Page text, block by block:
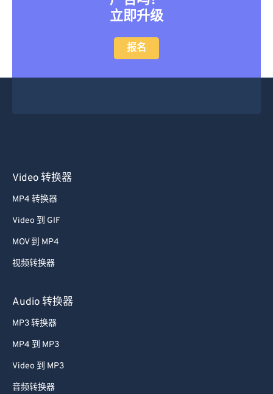
立即升级
报名
Video 转换器
MP4 转换器
Video 到 GIF
MOV 到 MP4
视频转换器
Audio 转换器
MP3 转换器
MP4 到 MP3
Video 到 MP3
音频转换器